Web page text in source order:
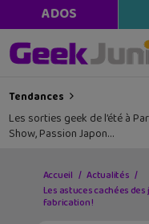
ADOS
Tendances
Les sorties geek de l’été à
Show, Passion Japon…
Accueil
Actualités
Les astuces cachées
fabrication !